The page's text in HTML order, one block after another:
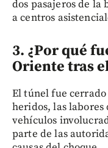
dos pasajeros de la
a centros
3. ¿Por qué
Oriente tras
El túnel fue
heridos, las
vehículos
parte de las